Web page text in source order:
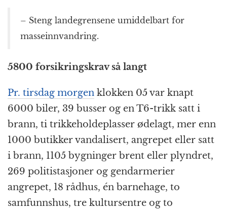
– Steng landegrensene umiddelbart for
masseinnvandring.
5800 forsikringskrav så langt
Pr. tirsdag morgen klokken 05 var knapt
6000 biler, 39 busser og en T6-trikk satt i
brann, ti trikkeholdeplasser ødelagt, mer enn
1000 butikker vandalisert, angrepet eller satt
i brann, 1105 bygninger brent eller plyndret,
269 politistasjoner og gendarmerier
angrepet, 18 rådhus, én barnehage, to
samfunnshus, tre kultursentre og to